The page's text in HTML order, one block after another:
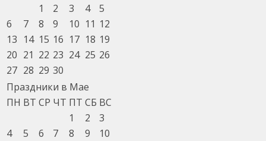
1
2 3 4
5
6
7 8 9 10 11 12
13 14 15 16 17 18 19
20 21 22 23 24 25 26
27 28 29 30
Праздники в Мае
ПН ВТ СР ЧТ ПТ СБ ВС
1
2
3
4
5 6 7 8 9
10